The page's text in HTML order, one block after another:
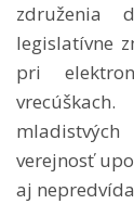
združenia
legislatívne
pri
verejnosť
aj